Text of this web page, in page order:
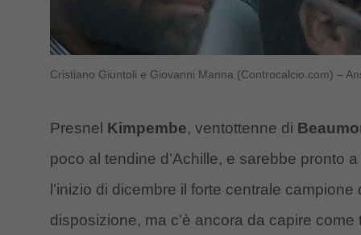
Cristiano Giuntoli e Giovanni Manna (Controcalcio.com) –
Presnel Kimpembe, ventottenne di
poco al tendine d’Achille, e sarebbe pronto a
l’inizio di dicembre il forte centrale
disposizione, ma c’è ancora da capire